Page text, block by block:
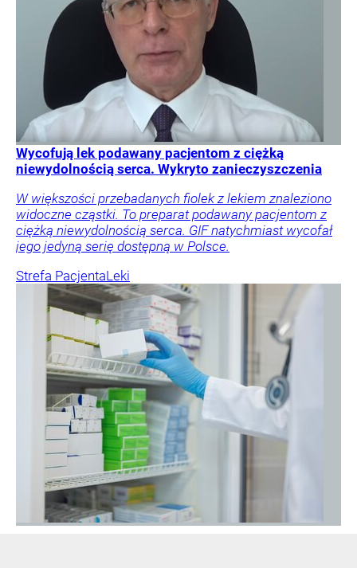
Wycofują lek podawany pacjentom z ciężką
niewydolnością serca. Wykryto zanieczyszczenia
W większości przebadanych fiolek z lekiem znaleziono
widoczne cząstki. To preparat podawany pacjentom z
ciężką niewydolnością serca. GIF natychmiast wycofał
jego jedyną serię dostępną w Polsce.
Strefa PacjentaLeki